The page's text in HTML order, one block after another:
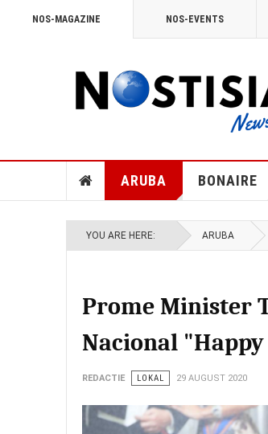
NOS-MAGAZINE NOS-EVENTS
ARUBA BONAIRE
YOU ARE HERE: ARUBA
Prome Minister
Nacional "Happy
REDACTIE LOKAL 29 AUGUST 2020